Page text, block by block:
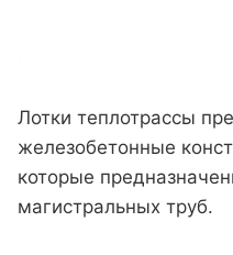
Лотки теплотрассы
железобетонные
которые
магистральных труб.